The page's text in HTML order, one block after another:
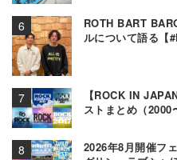
ROTH BART
ルについて語る【
【ROCK IN
ストまとめ（2000
2026年8月開催フ